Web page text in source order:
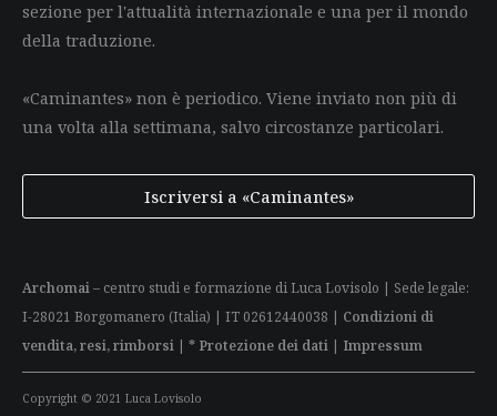
sezione per l'attualità internazionale e una per il mondo
della traduzione.
«Caminantes» non è periodico. Viene inviato non più di
una volta alla settimana, salvo circostanze particolari.
Iscriversi a «Caminantes»
Archomai– centro studi e formazione di Luca Lovisolo | Sede legale:
I-28021 Borgomanero (Italia) | IT 02612440038 | Condizioni di
vendita, resi, rimborsi | * Protezione dei dati | Impressum
Copyright © 2021 Luca Lovisolo